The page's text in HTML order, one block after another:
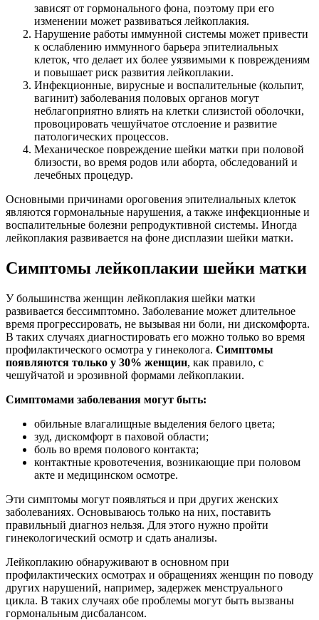
зависят от гормонального фона, поэтому при его
изменении может развиваться лейкоплакия.
Нарушение работы иммунной системы может привести
к ослаблению иммунного барьера эпителиальных
клеток, что делает их более уязвимыми к повреждениям
и повышает риск развития лейкоплакии.
Инфекционные, вирусные и воспалительные (кольпит,
вагинит) заболевания половых органов могут
неблагоприятно влиять на клетки слизистой оболочки,
провоцировать чешуйчатое отслоение и развитие
патологических процессов.
Механическое повреждение шейки матки при половой
близости, во время родов или аборта, обследований и
лечебных процедур.
Основными причинами ороговения эпителиальных клеток
являются гормональные нарушения, а также инфекционные и
воспалительные болезни репродуктивной системы. Иногда
лейкоплакия развивается на фоне дисплазии шейки матки.
Симптомы лейкоплакии шейки матки
У большинства женщин лейкоплакия шейки матки
развивается бессимптомно. Заболевание может длительное
время прогрессировать, не вызывая ни боли, ни дискомфорта.
В таких случаях диагностировать его можно только во время
профилактического осмотра у гинеколога. Симптомы
появляются только у 30% женщин, как правило, с
чешуйчатой и эрозивной формами лейкоплакии.
Симптомами заболевания могут быть:
обильные влагалищные выделения белого цвета;
зуд, дискомфорт в паховой области;
боль во время полового контакта;
контактные кровотечения, возникающие при половом
акте и медицинском осмотре.
Эти симптомы могут появляться и при других женских
заболеваниях. Основываюсь только на них, поставить
правильный диагноз нельзя. Для этого нужно пройти
гинекологический осмотр и сдать анализы.
Лейкоплакию обнаруживают в основном при
профилактических осмотрах и обращениях женщин по поводу
других нарушений, например, задержек менструального
цикла. В таких случаях обе проблемы могут быть вызваны
гормональным дисбалансом.